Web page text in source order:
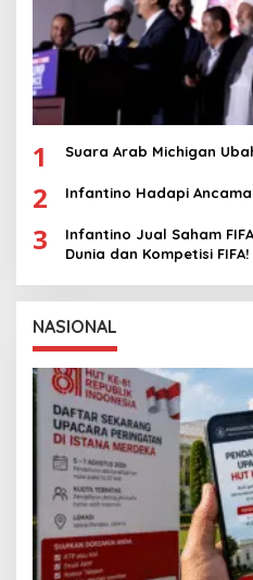
1 Suara Arab Michigan
2 Infantino Hadapi
3
Infantino Jual Saham
Dunia dan Kompetisi FIFA!
NASIONAL